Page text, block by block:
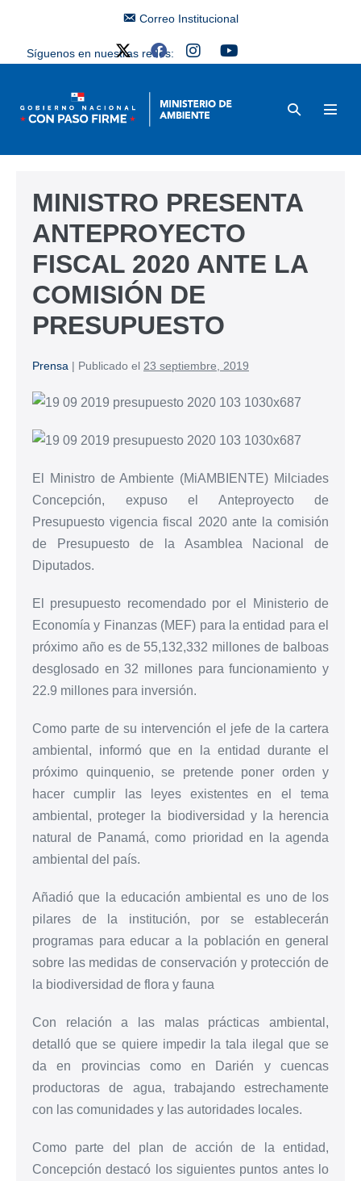
Correo Institucional
Síguenos en nuestras redes:
MINISTRO PRESENTA
ANTEPROYECTO
FISCAL 2020 ANTE LA
COMISIÓN DE
PRESUPUESTO
Prensa | Publicado el 23 septiembre, 2019
El Ministro de Ambiente (MiAMBIENTE) Milciades
Concepción, expuso el Anteproyecto de
Presupuesto vigencia fiscal 2020 ante la comisión
de Presupuesto de la Asamblea Nacional de
Diputados.
El presupuesto recomendado por el Ministerio de
Economía y Finanzas (MEF) para la entidad para el
próximo año es de 55,132,332 millones de balboas
desglosado en 32 millones para funcionamiento y
22.9 millones para inversión.
Como parte de su intervención el jefe de la cartera
ambiental, informó que en la entidad durante el
próximo quinquenio, se pretende poner orden y
hacer cumplir las leyes existentes en el tema
ambiental, proteger la biodiversidad y la herencia
natural de Panamá, como prioridad en la agenda
ambiental del país.
Añadió que la educación ambiental es uno de los
pilares de la institución, por se establecerán
programas para educar a la población en general
sobre las medidas de conservación y protección de
la biodiversidad de flora y fauna
Con relación a las malas prácticas ambiental,
detalló que se quiere impedir la tala ilegal que se
da en provincias como en Darién y cuencas
productoras de agua, trabajando estrechamente
con las comunidades y las autoridades locales.
Como parte del plan de acción de la entidad,
Concepción destacó los siguientes puntos antes lo